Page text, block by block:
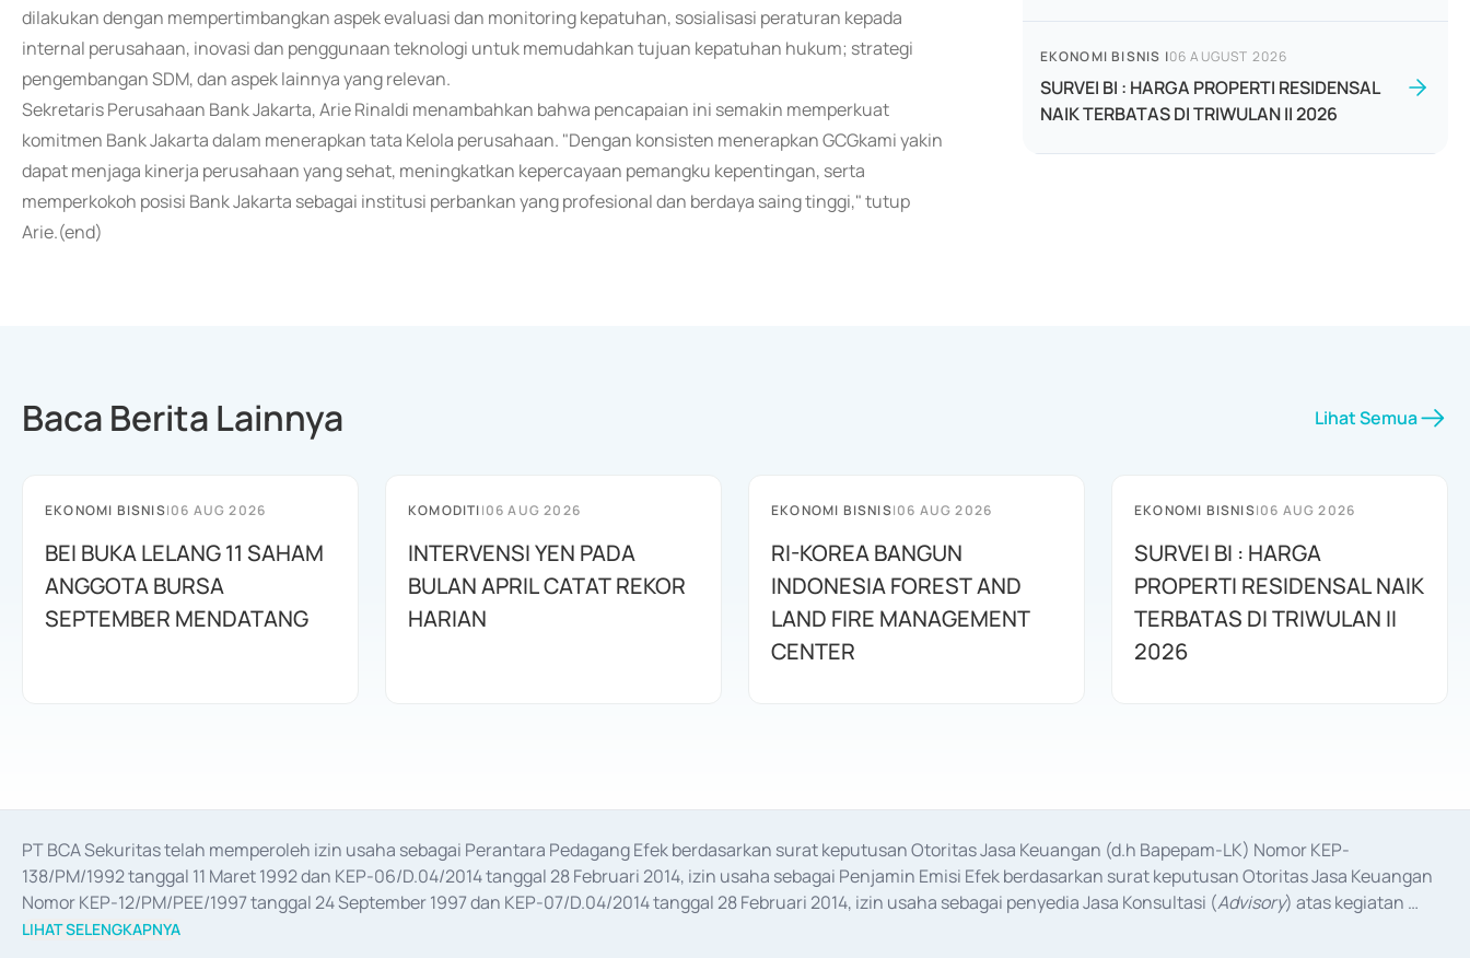
dilakukan dengan mempertimbangkan aspek evaluasi dan monitoring kepatuhan, sosialisasi peraturan kepada
internal perusahaan, inovasi dan penggunaan teknologi untuk memudahkan tujuan kepatuhan hukum; strategi
pengembangan SDM, dan aspek lainnya yang relevan.
Sekretaris Perusahaan Bank Jakarta, Arie Rinaldi menambahkan bahwa pencapaian ini semakin memperkuat
komitmen Bank Jakarta dalam menerapkan tata Kelola perusahaan. "Dengan konsisten menerapkan GCGkami yakin
dapat menjaga kinerja perusahaan yang sehat, meningkatkan kepercayaan pemangku kepentingan, serta
memperkokoh posisi Bank Jakarta sebagai institusi perbankan yang profesional dan berdaya saing tinggi," tutup
Arie.(end)
EKONOMI BISNIS |06 AUGUST 2026
SURVEI BI : HARGA PROPERTI RESIDENSAL
NAIK TERBATAS DI TRIWULAN II 2026
Baca Berita Lainnya Lihat Semua
EKONOMI BISNIS|06 AUG 2026
BEI BUKA LELANG 11 SAHAM
ANGGOTA BURSA
SEPTEMBER MENDATANG
KOMODITI|06 AUG 2026
INTERVENSI YEN PADA
BULAN APRIL CATAT REKOR
HARIAN
EKONOMI BISNIS|06 AUG 2026
RI-KOREA BANGUN
INDONESIA FOREST AND
LAND FIRE MANAGEMENT
CENTER
EKONOMI BISNIS|06 AUG 2026
SURVEI BI : HARGA
PROPERTI RESIDENSAL NAIK
TERBATAS DI TRIWULAN II
2026
PT BCA Sekuritas telah memperoleh izin usaha sebagai Perantara Pedagang Efek berdasarkan surat keputusan Otoritas Jasa Keuangan (d.h Bapepam-LK) Nomor KEP-
138/PM/1992 tanggal 11 Maret 1992 dan KEP-06/D.04/2014 tanggal 28 Februari 2014, izin usaha sebagai Penjamin Emisi Efek berdasarkan surat keputusan Otoritas Jasa Keuangan
Nomor KEP-12/PM/PEE/1997 tanggal 24 September 1997 dan KEP-07/D.04/2014 tanggal 28 Februari 2014, izin usaha sebagai penyedia Jasa Konsultasi (Advisory) atas kegiatan
merger, akuisisi, divestasi, dan
LIHAT SELENGKAPNYA